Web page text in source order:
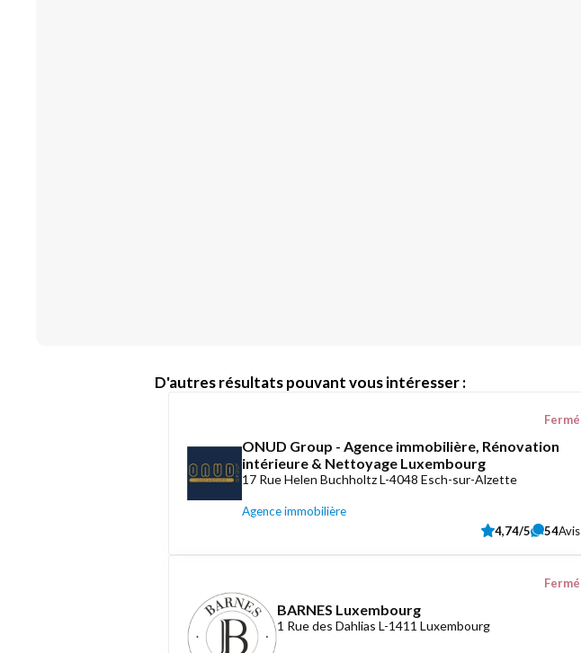
D'autres résultats pouvant vous intéresser :
ONUD Group - Agence immobilière, Rénovation
intérieure & Nettoyage Luxembourg
17 Rue Helen Buchholtz L-4048 Esch-sur-Alzette
Agence immobilière
Fermé
4,74/5 54Avis
BARNES Luxembourg
1 Rue des Dahlias L-1411 Luxembourg
Fermé